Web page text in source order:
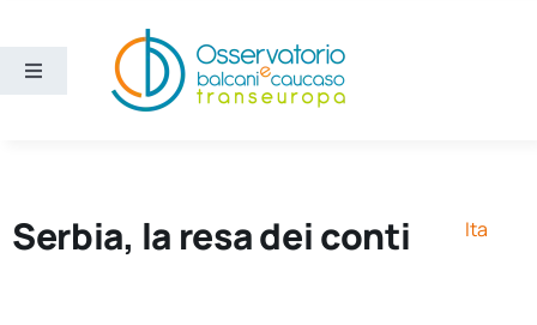
contenuto
Toggle
Serbia, la resa dei conti Ita